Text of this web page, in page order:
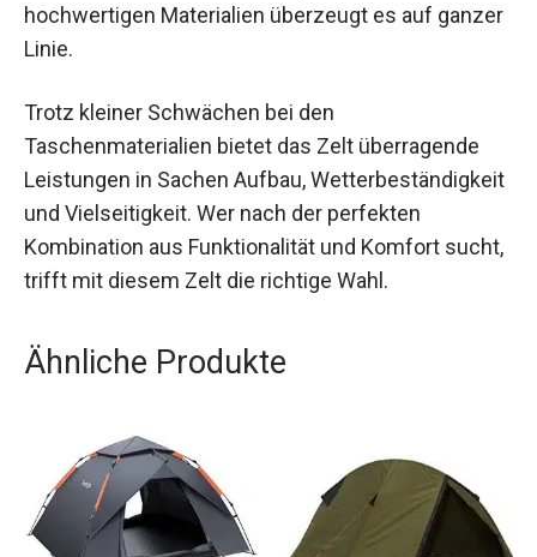
hochwertigen Materialien überzeugt es auf ganzer
Linie.
Trotz kleiner Schwächen bei den
Taschenmaterialien bietet das Zelt überragende
Leistungen in Sachen Aufbau, Wetterbeständigkeit
und Vielseitigkeit. Wer nach der perfekten
Kombination aus Funktionalität und Komfort sucht,
trifft mit diesem Zelt die richtige Wahl.
Ähnliche Produkte